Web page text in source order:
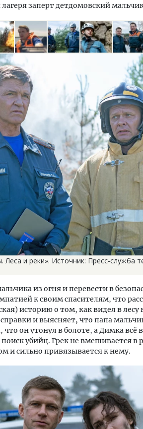
лагеря заперт детдомовский
и реки». Источник: Пресс-служба
из огня и перевести в
к своим спасителям, что
историю о том, как видел в
и выясняет, что папа
он утонул в болоте, а Димка
поиск убийц. Грек не вмешивается
и сильно привязывается к нему.